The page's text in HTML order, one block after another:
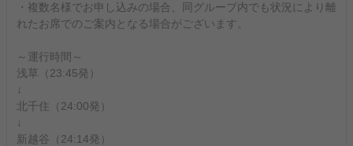
・複数名様でお申し込みの場合、同グループ内でも状況により離
れたお席でのご案内となる場合がございます。
～運行時間～
浅草（23:45発）
↓
北千住（24:00発）
↓
新越谷（24:14発）